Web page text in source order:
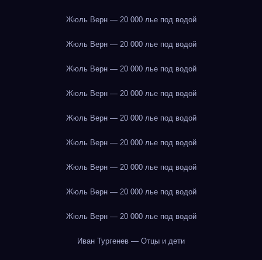
Жюль Верн — 20 000 лье под водой
Жюль Верн — 20 000 лье под водой
Жюль Верн — 20 000 лье под водой
Жюль Верн — 20 000 лье под водой
Жюль Верн — 20 000 лье под водой
Жюль Верн — 20 000 лье под водой
Жюль Верн — 20 000 лье под водой
Жюль Верн — 20 000 лье под водой
Жюль Верн — 20 000 лье под водой
Иван Тургенев — Отцы и дети